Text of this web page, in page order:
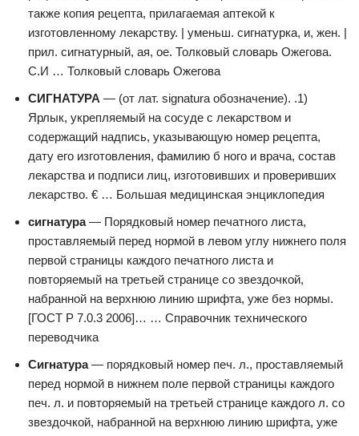
также копия рецепта, прилагаемая аптекой к
изготовленному лекарству. | уменьш. сигнатурка, и, жен. |
прил. сигнатурный, ая, ое. Толковый словарь Ожегова.
С.И … Толковый словарь Ожегова
СИГНАТУРА — (от лат. signatura обозначение). .1)
Ярлык, укрепляемый на сосуде с лекарством и
содержащий надпись, указывающую номер рецепта,
дату его изготовления, фамилию б ного и врача, состав
лекарства и подписи лиц, изготовивших и проверивших
лекарство. € … Большая медицинская энциклопедия
сигнатура— Порядковый номер печатного листа,
проставляемый перед нормой в левом углу нижнего поля
первой страницы каждого печатного листа и
повторяемый на третьей странице со звездочкой,
набранной на верхнюю линию шрифта, уже без нормы.
[ГОСТ Р 7.0.3 2006]… … Справочник технического
переводчика
Сигнатура— порядковый номер печ. л., проставляемый
перед нормой в нижнем поле первой страницы каждого
печ. л. и повторяемый на третьей странице каждого л. со
звездочкой, набранной на верхнюю линию шрифта, уже